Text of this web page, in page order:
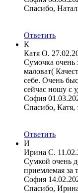
Спасибо,
Ответить
К
Катя О.
Сумочка очень
маловат(
себе. Очень
сейчас ношу с
София
Спасибо, Катя,
Ответить
И
Ирина С.
Сумкой очень
приемлемая за
София
Спасибо,